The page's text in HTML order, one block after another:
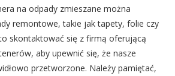
na odpady zmieszane można
remontowe, takie jak tapety, folie czy
skontaktować się z firmą oferującą
aby upewnić się, że nasze
przetworzone. Należy pamiętać,